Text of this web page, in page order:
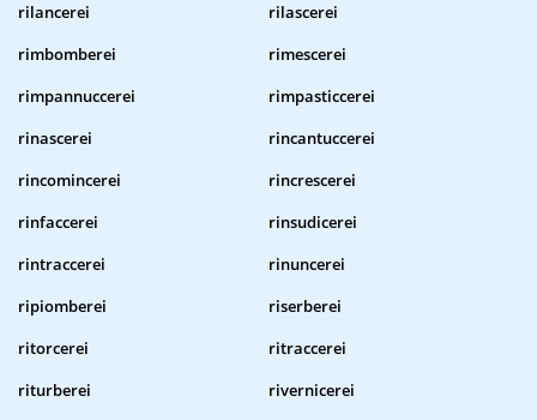
rilancerei
rilascerei
rimbomberei
rimescerei
rimpannuccerei
rimpasticcerei
rinascerei
rincantuccerei
rincomincerei
rincrescerei
rinfaccerei
rinsudicerei
rintraccerei
rinuncerei
ripiomberei
riserberei
ritorcerei
ritraccerei
riturberei
rivernicerei